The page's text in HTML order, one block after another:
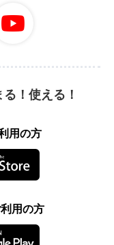
！使える！
用の方
用の方